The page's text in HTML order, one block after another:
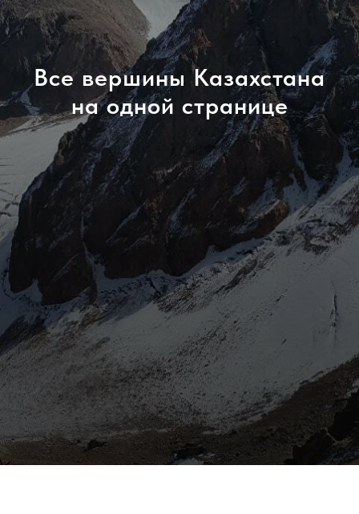
Все вершины Казахстана
на одной странице